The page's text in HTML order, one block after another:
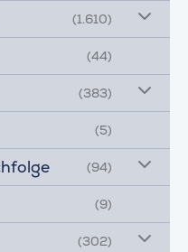
(1.610)
(44)
(383)
(5)
(94)
(9)
(302)